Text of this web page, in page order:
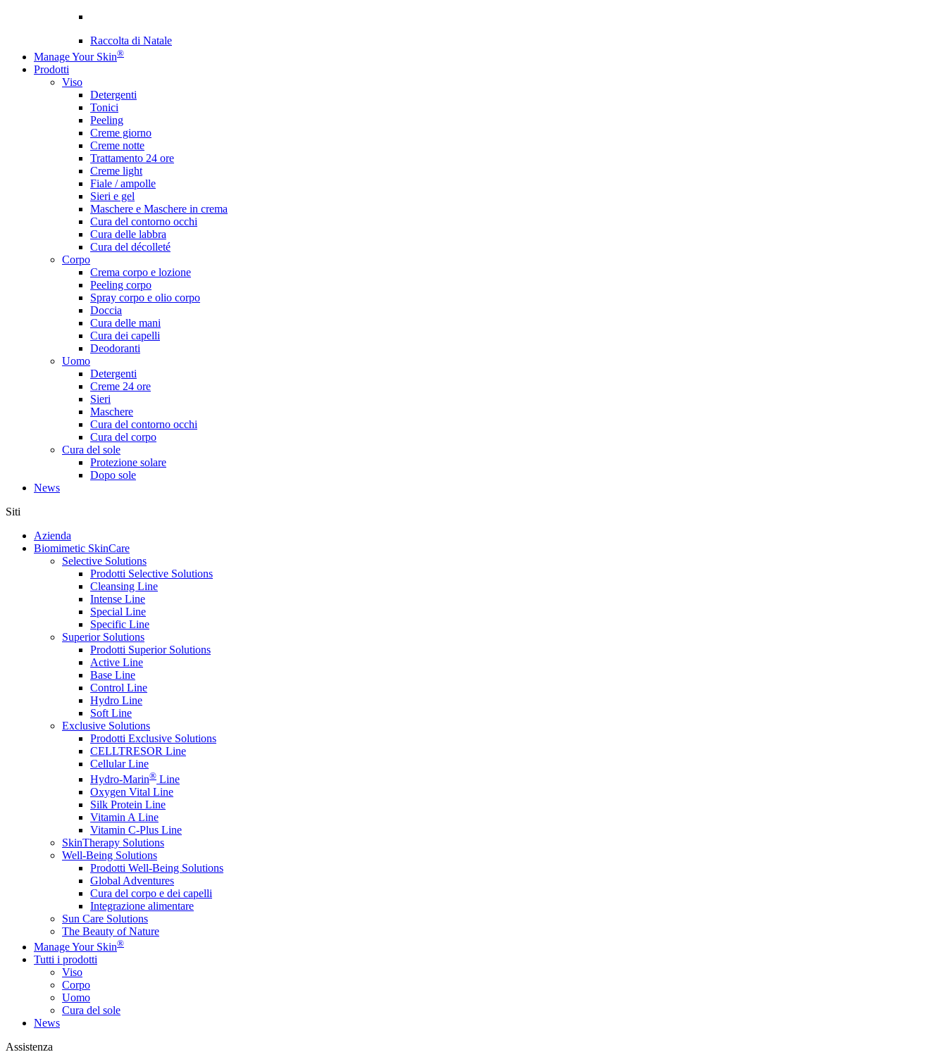
Raccolta di Natale
Manage Your Skin®
Prodotti
Viso
Detergenti
Tonici
Peeling
Creme giorno
Creme notte
Trattamento 24 ore
Creme light
Fiale / ampolle
Sieri e gel
Maschere e Maschere in crema
Cura del contorno occhi
Cura delle labbra
Cura del décolleté
Corpo
Crema corpo e lozione
Peeling corpo
Spray corpo e olio corpo
Doccia
Cura delle mani
Cura dei capelli
Deodoranti
Uomo
Detergenti
Creme 24 ore
Sieri
Maschere
Cura del contorno occhi
Cura del corpo
Cura del sole
Protezione solare
Dopo sole
News
Siti
Azienda
Biomimetic SkinCare
Selective Solutions
Prodotti Selective Solutions
Cleansing Line
Intense Line
Special Line
Specific Line
Superior Solutions
Prodotti Superior Solutions
Active Line
Base Line
Control Line
Hydro Line
Soft Line
Exclusive Solutions
Prodotti Exclusive Solutions
CELLTRESOR Line
Cellular Line
Hydro-Marin® Line
Oxygen Vital Line
Silk Protein Line
Vitamin A Line
Vitamin C-Plus Line
SkinTherapy Solutions
Well-Being Solutions
Prodotti Well-Being Solutions
Global Adventures
Cura del corpo e dei capelli
Integrazione alimentare
Sun Care Solutions
The Beauty of Nature
Manage Your Skin®
Tutti i prodotti
Viso
Corpo
Uomo
Cura del sole
News
Assistenza